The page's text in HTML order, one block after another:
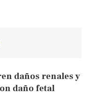
daños renales y
daño fetal